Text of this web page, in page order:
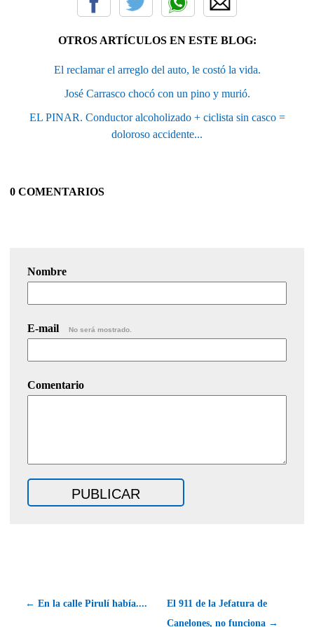
OTROS ARTÍCULOS EN ESTE BLOG:
El reclamar el arreglo del auto, le costó la vida.
José Carrasco chocó con un pino y murió.
EL PINAR. Conductor alcoholizado + ciclista sin casco =
doloroso accidente...
0 COMENTARIOS
Nombre
E-mail No será mostrado.
Comentario
← En la calle Pirulí había....
El 911 de la Jefatura de
Canelones, no funciona →